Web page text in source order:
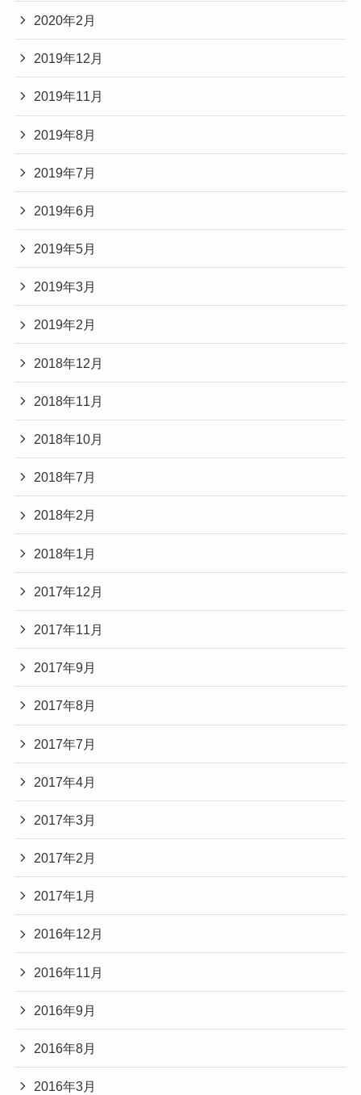
2020年2月
2019年12月
2019年11月
2019年8月
2019年7月
2019年6月
2019年5月
2019年3月
2019年2月
2018年12月
2018年11月
2018年10月
2018年7月
2018年2月
2018年1月
2017年12月
2017年11月
2017年9月
2017年8月
2017年7月
2017年4月
2017年3月
2017年2月
2017年1月
2016年12月
2016年11月
2016年9月
2016年8月
2016年3月